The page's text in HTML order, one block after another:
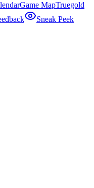
Game MapTruegold
Sneak Peek